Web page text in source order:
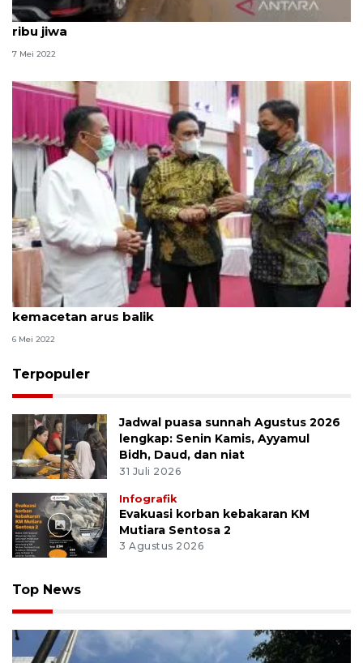
Puncak arus balik di Sulsel akhir pekan capai 700
ribu jiwa
7 Mei 2022
Gubernur Sulsel instrusikan rekayasa jalan tekan
kemacetan arus balik
6 Mei 2022
Terpopuler
Jadwal puasa sunnah Agustus 2026
lengkap: Senin Kamis, Ayyamul
Bidh, Daud, dan niat
31 Juli 2026
Infografik
Evakuasi korban kebakaran KM
Mutiara Sentosa 2
3 Agustus 2026
Top News